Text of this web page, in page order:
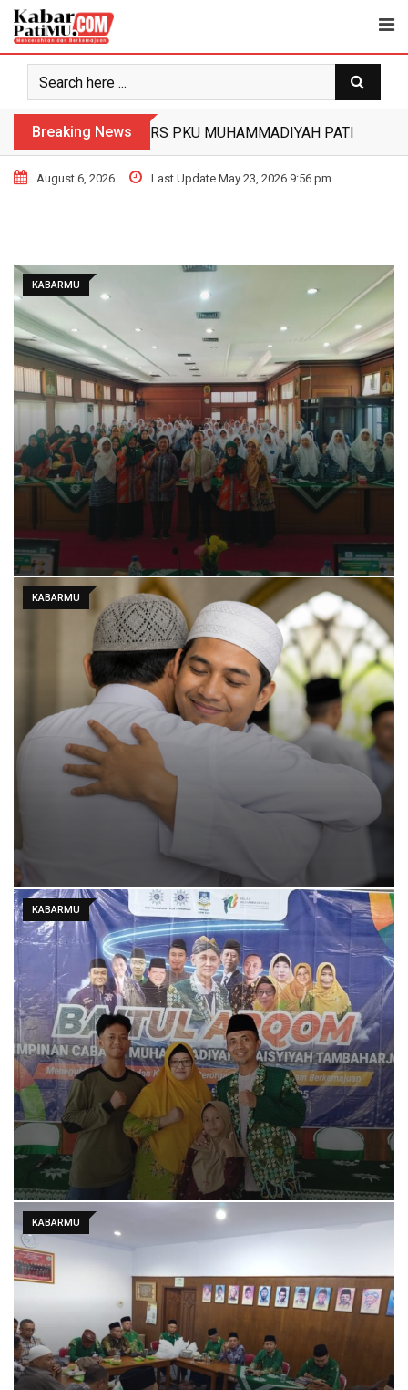
Breaking News RS PKU MUHAMMADIYAH PATI
August 6, 2026 Last Update May 23, 2026 9:56 pm
KABARMU
KABARMU
KABARMU
KABARMU